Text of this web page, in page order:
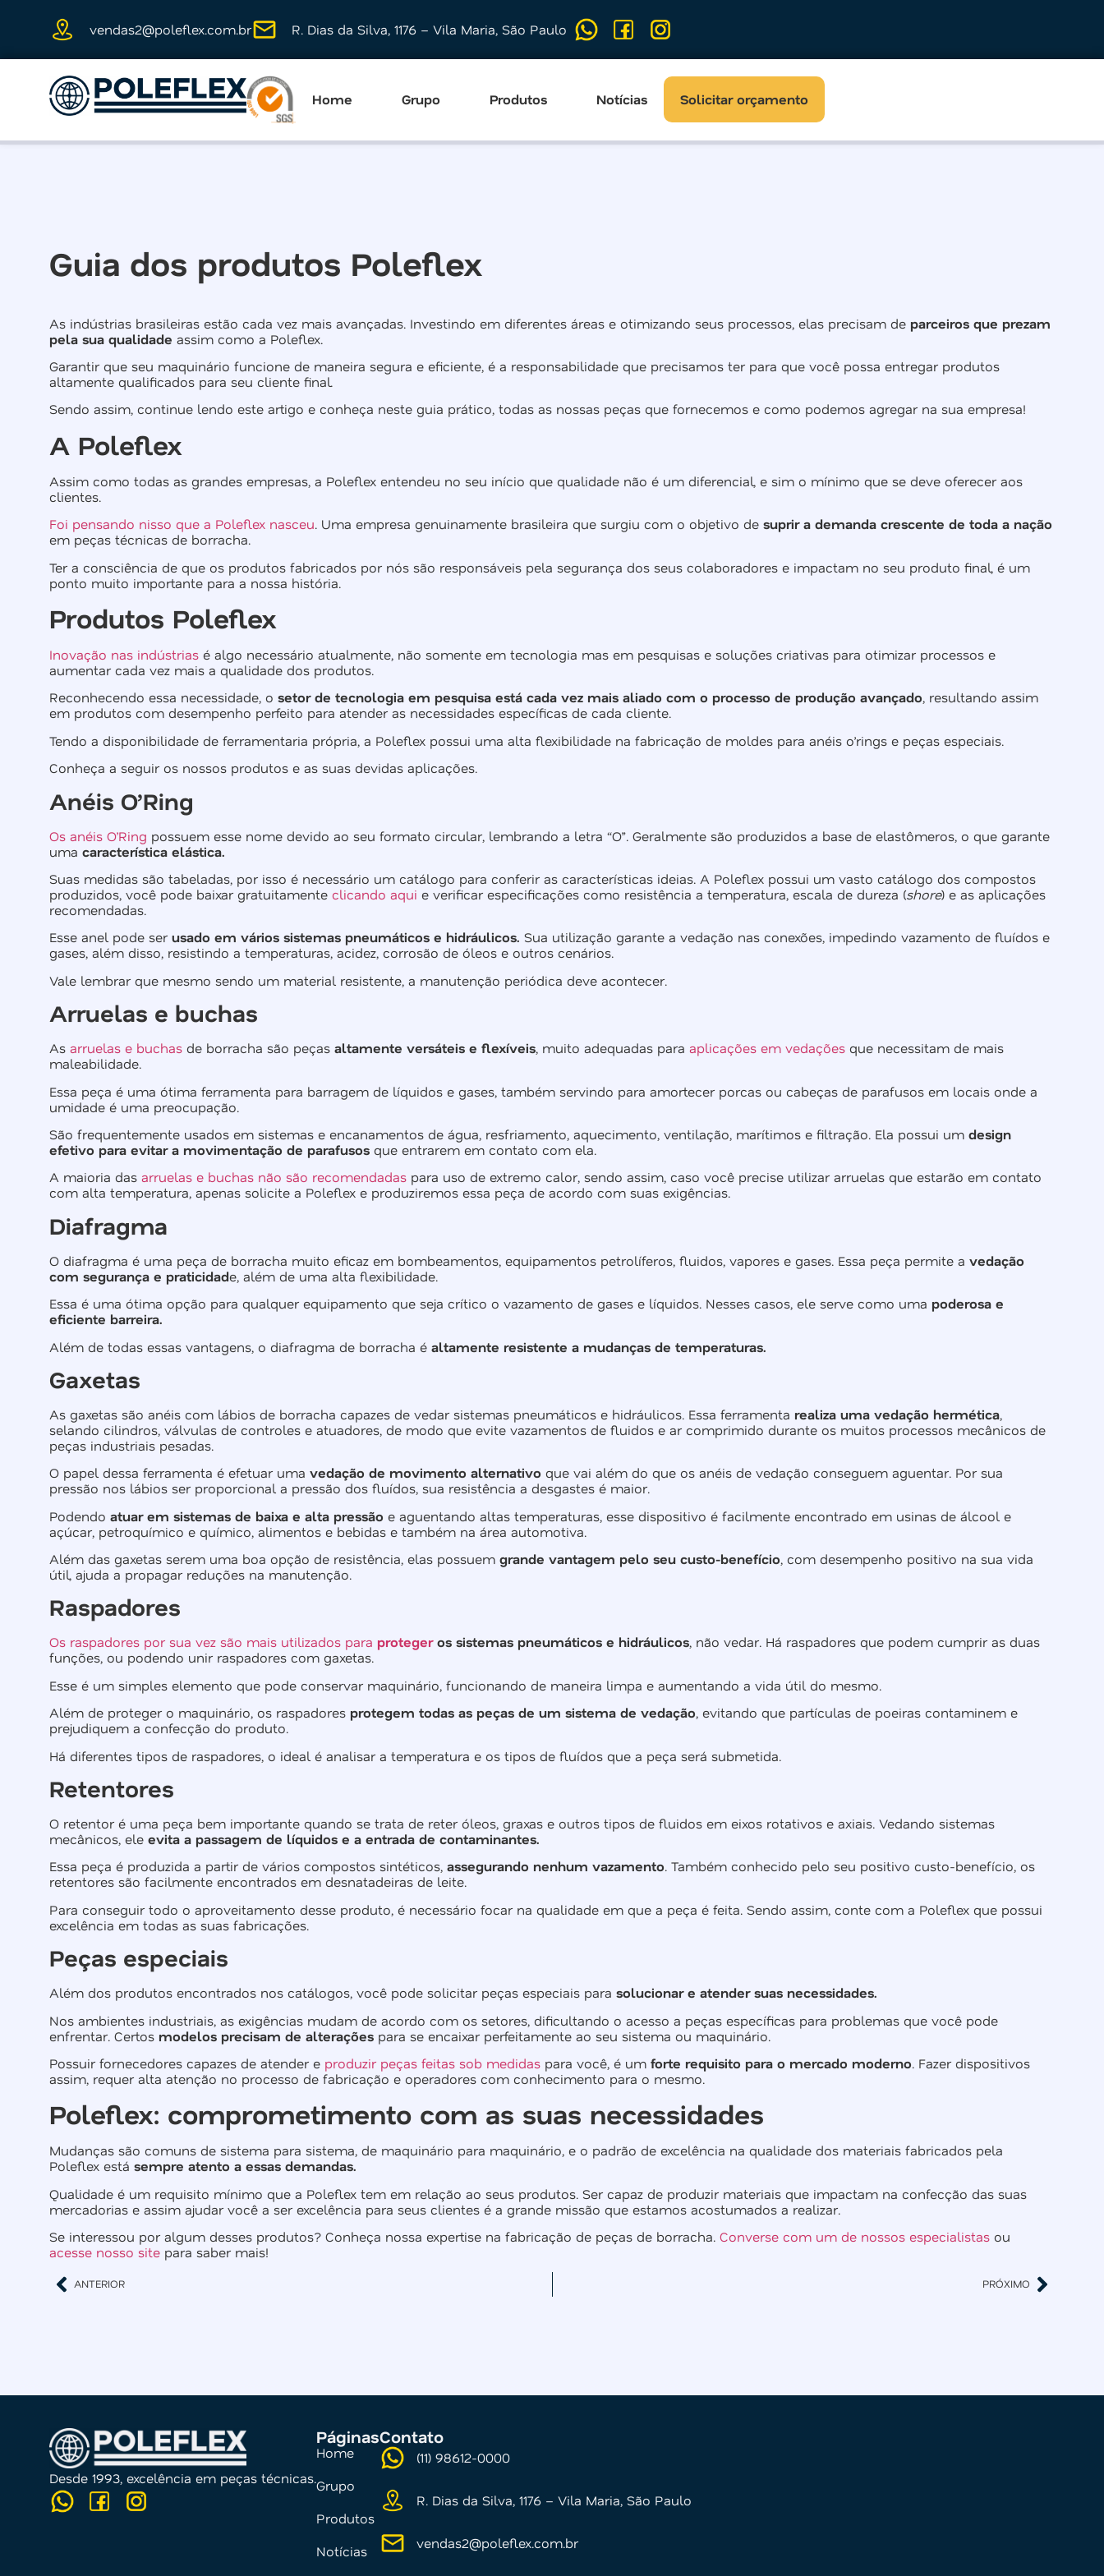
vendas2@poleflex.com.br R. Dias da Silva, 1176 – Vila Maria, São Paulo
Home Grupo Produtos Notícias Solicitar orçamento
Guia dos produtos Poleflex
As indústrias brasileiras estão cada vez mais avançadas. Investindo em diferentes áreas e otimizando seus processos, elas precisam de parceiros que prezam
pela sua qualidade assim como a Poleflex.
Garantir que seu maquinário funcione de maneira segura e eficiente, é a responsabilidade que precisamos ter para que você possa entregar produtos
altamente qualificados para seu cliente final.
Sendo assim, continue lendo este artigo e conheça neste guia prático, todas as nossas peças que fornecemos e como podemos agregar na sua empresa!
A Poleflex
Assim como todas as grandes empresas, a Poleflex entendeu no seu início que qualidade não é um diferencial, e sim o mínimo que se deve oferecer aos
clientes.
Foi pensando nisso que a Poleflex nasceu. Uma empresa genuinamente brasileira que surgiu com o objetivo de suprir a demanda crescente de toda a nação
em peças técnicas de borracha.
Ter a consciência de que os produtos fabricados por nós são responsáveis pela segurança dos seus colaboradores e impactam no seu produto final, é um
ponto muito importante para a nossa história.
Produtos Poleflex
Inovação nas indústrias é algo necessário atualmente, não somente em tecnologia mas em pesquisas e soluções criativas para otimizar processos e
aumentar cada vez mais a qualidade dos produtos.
Reconhecendo essa necessidade, o setor de tecnologia em pesquisa está cada vez mais aliado com o processo de produção avançado, resultando assim
em produtos com desempenho perfeito para atender as necessidades específicas de cada cliente.
Tendo a disponibilidade de ferramentaria própria, a Poleflex possui uma alta flexibilidade na fabricação de moldes para anéis o’rings e peças especiais.
Conheça a seguir os nossos produtos e as suas devidas aplicações.
Anéis O’Ring
Os anéis O’Ring possuem esse nome devido ao seu formato circular, lembrando a letra “O”. Geralmente são produzidos a base de elastômeros, o que garante
uma característica elástica.
Suas medidas são tabeladas, por isso é necessário um catálogo para conferir as características ideias. A Poleflex possui um vasto catálogo dos compostos
produzidos, você pode baixar gratuitamente clicando aqui e verificar especificações como resistência a temperatura, escala de dureza (shore) e as aplicações
recomendadas.
Esse anel pode ser usado em vários sistemas pneumáticos e hidráulicos. Sua utilização garante a vedação nas conexões, impedindo vazamento de fluídos e
gases, além disso, resistindo a temperaturas, acidez, corrosão de óleos e outros cenários.
Vale lembrar que mesmo sendo um material resistente, a manutenção periódica deve acontecer.
Arruelas e buchas
As arruelas e buchas de borracha são peças altamente versáteis e flexíveis, muito adequadas para aplicações em vedações que necessitam de mais
maleabilidade.
Essa peça é uma ótima ferramenta para barragem de líquidos e gases, também servindo para amortecer porcas ou cabeças de parafusos em locais onde a
umidade é uma preocupação.
São frequentemente usados em sistemas e encanamentos de água, resfriamento, aquecimento, ventilação, marítimos e filtração. Ela possui um design
efetivo para evitar a movimentação de parafusos que entrarem em contato com ela.
A maioria das arruelas e buchas não são recomendadas para uso de extremo calor, sendo assim, caso você precise utilizar arruelas que estarão em contato
com alta temperatura, apenas solicite a Poleflex e produziremos essa peça de acordo com suas exigências.
Diafragma
O diafragma é uma peça de borracha muito eficaz em bombeamentos, equipamentos petrolíferos, fluidos, vapores e gases. Essa peça permite a vedação
com segurança e praticidade, além de uma alta flexibilidade.
Essa é uma ótima opção para qualquer equipamento que seja crítico o vazamento de gases e líquidos. Nesses casos, ele serve como uma poderosa e
eficiente barreira.
Além de todas essas vantagens, o diafragma de borracha é altamente resistente a mudanças de temperaturas.
Gaxetas
As gaxetas são anéis com lábios de borracha capazes de vedar sistemas pneumáticos e hidráulicos. Essa ferramenta realiza uma vedação hermética,
selando cilindros, válvulas de controles e atuadores, de modo que evite vazamentos de fluidos e ar comprimido durante os muitos processos mecânicos de
peças industriais pesadas.
O papel dessa ferramenta é efetuar uma vedação de movimento alternativo que vai além do que os anéis de vedação conseguem aguentar. Por sua
pressão nos lábios ser proporcional a pressão dos fluídos, sua resistência a desgastes é maior.
Podendo atuar em sistemas de baixa e alta pressão e aguentando altas temperaturas, esse dispositivo é facilmente encontrado em usinas de álcool e
açúcar, petroquímico e químico, alimentos e bebidas e também na área automotiva.
Além das gaxetas serem uma boa opção de resistência, elas possuem grande vantagem pelo seu custo-benefício, com desempenho positivo na sua vida
útil, ajuda a propagar reduções na manutenção.
Raspadores
Os raspadores por sua vez são mais utilizados para protegeros sistemas pneumáticos e hidráulicos, não vedar. Há raspadores que podem cumprir as duas
funções, ou podendo unir raspadores com gaxetas.
Esse é um simples elemento que pode conservar maquinário, funcionando de maneira limpa e aumentando a vida útil do mesmo.
Além de proteger o maquinário, os raspadores protegem todas as peças de um sistema de vedação, evitando que partículas de poeiras contaminem e
prejudiquem a confecção do produto.
Há diferentes tipos de raspadores, o ideal é analisar a temperatura e os tipos de fluídos que a peça será submetida.
Retentores
O retentor é uma peça bem importante quando se trata de reter óleos, graxas e outros tipos de fluidos em eixos rotativos e axiais. Vedando sistemas
mecânicos, ele evita a passagem de líquidos e a entrada de contaminantes.
Essa peça é produzida a partir de vários compostos sintéticos, assegurando nenhum vazamento. Também conhecido pelo seu positivo custo-benefício, os
retentores são facilmente encontrados em desnatadeiras de leite.
Para conseguir todo o aproveitamento desse produto, é necessário focar na qualidade em que a peça é feita. Sendo assim, conte com a Poleflex que possui
excelência em todas as suas fabricações.
Peças especiais
Além dos produtos encontrados nos catálogos, você pode solicitar peças especiais para solucionar e atender suas necessidades.
Nos ambientes industriais, as exigências mudam de acordo com os setores, dificultando o acesso a peças específicas para problemas que você pode
enfrentar. Certos modelos precisam de alterações para se encaixar perfeitamente ao seu sistema ou maquinário.
Possuir fornecedores capazes de atender e produzir peças feitas sob medidas para você, é um forte requisito para o mercado moderno. Fazer dispositivos
assim, requer alta atenção no processo de fabricação e operadores com conhecimento para o mesmo.
Poleflex: comprometimento com as suas necessidades
Mudanças são comuns de sistema para sistema, de maquinário para maquinário, e o padrão de excelência na qualidade dos materiais fabricados pela
Poleflex está sempre atento a essas demandas.
Qualidade é um requisito mínimo que a Poleflex tem em relação ao seus produtos. Ser capaz de produzir materiais que impactam na confecção das suas
mercadorias e assim ajudar você a ser excelência para seus clientes é a grande missão que estamos acostumados a realizar.
Se interessou por algum desses produtos? Conheça nossa expertise na fabricação de peças de borracha. Converse com um de nossos especialistas ou
acesse nosso site para saber mais!
ANTERIOR PRÓXIMO
Desde 1993, excelência em peças técnicas.
Páginas
Home
Grupo
Produtos
Notícias
Contato
(11) 98612-0000
R. Dias da Silva, 1176 – Vila Maria, São Paulo
vendas2@poleflex.com.br